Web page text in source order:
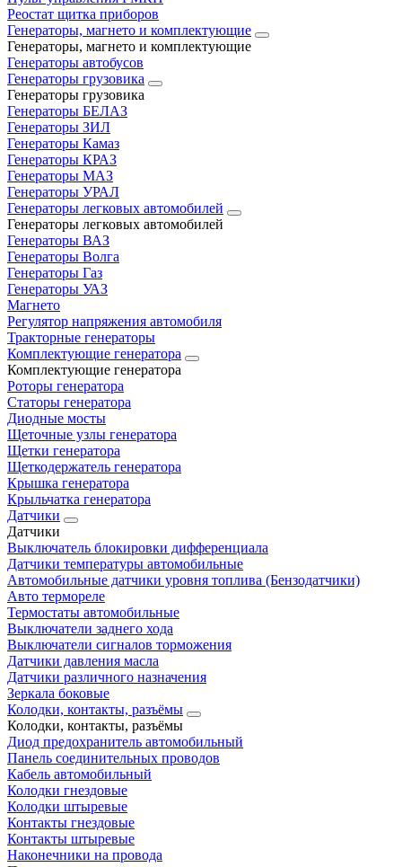
Реостат щитка приборов
Генераторы, магнето и комплектующие
Генераторы, магнето и комплектующие
Генераторы автобусов
Генераторы грузовика
Генераторы грузовика
Генераторы БЕЛАЗ
Генераторы ЗИЛ
Генераторы Камаз
Генераторы КРАЗ
Генераторы МАЗ
Генераторы УРАЛ
Генераторы легковых автомобилей
Генераторы легковых автомобилей
Генераторы ВАЗ
Генераторы Волга
Генераторы Газ
Генераторы УАЗ
Магнето
Регулятор напряжения автомобиля
Тракторные генераторы
Комплектующие генератора
Комплектующие генератора
Роторы генератора
Статоры генератора
Диодные мосты
Щеточные узлы генератора
Щетки генератора
Щеткодержатель генератора
Крышка генератора
Крыльчатка генератора
Датчики
Датчики
Выключатель блокировки дифференциала
Датчики температуры автомобильные
Автомобильные датчики уровня топлива (Бензодатчики)
Авто термореле
Термостаты автомобильные
Выключатели заднего хода
Выключатели сигналов торможения
Датчики давления масла
Датчики различного назначения
Зеркала боковые
Колодки, контакты, разъёмы
Колодки, контакты, разъёмы
Диод предохранитель автомобильный
Панель соединительных проводов
Кабель автомобильный
Колодки гнездовые
Колодки штыревые
Контакты гнездовые
Контакты штыревые
Наконечники на провода